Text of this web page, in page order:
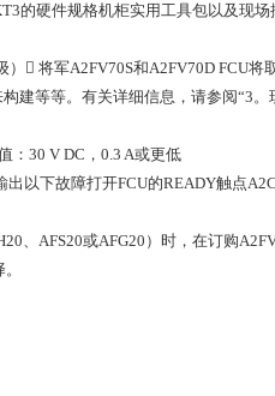
的硬件规格机柜实用工具包以及现
 将军A2FV70S和A2FV70D FCU
建等等。有关详细信息，请参阅“3
：30 V DC，0.3 A或更低
以下故障打开FCU的READY触点
、AFS20或AFG20）时，在订购